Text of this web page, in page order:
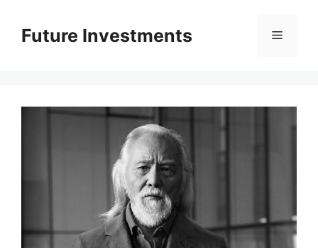
вмістуFuture Investments Меню